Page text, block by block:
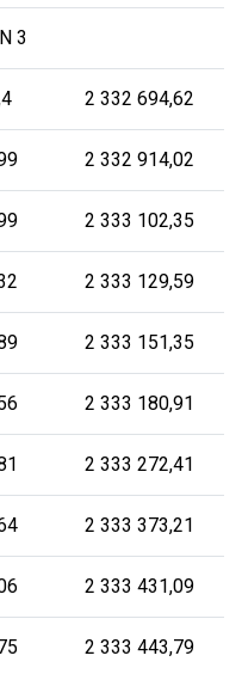
3
2 332 694,62
2 332 914,02
2 333 102,35
2 333 129,59
2 333 151,35
2 333 180,91
2 333 272,41
2 333 373,21
2 333 431,09
2 333 443,79